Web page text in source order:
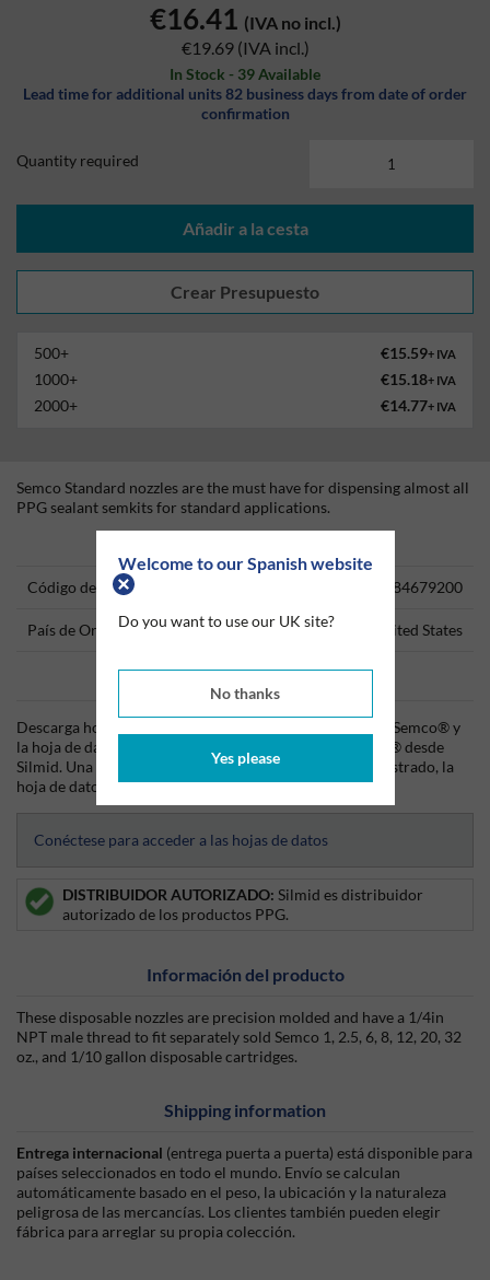
Welcome to our Spanish website
Do you want to use our UK site?
No thanks
Yes please
€16.41 (IVA no incl.)
€19.69 (IVA incl.)
In Stock - 39 Available
Lead time for additional units 82 business days from date of order
confirmation
Quantity required
Añadir a la cesta
500+ €15.59+ IVA
1000+ €15.18+ IVA
2000+ €14.77+ IVA
Semco Standard nozzles are the must have for dispensing almost all
PPG sealant semkits for standard applications.
Código del producto 84679200
País de Origen United States
Descarga hoy mismo la hoja técnica (TDS) del producto Semco® y
la hoja de datos de seguridad (SDS) del producto Semco® desde
Silmid. Una vez que hayas iniciado sesión o te hayas registrado, la
hoja de datos será visible para su descarga.
Conéctese para acceder a las hojas de datos
DISTRIBUIDOR AUTORIZADO: Silmid es distribuidor
autorizado de los productos PPG.
Información del producto
These disposable nozzles are precision molded and have a 1/4in
NPT male thread to fit separately sold Semco 1, 2.5, 6, 8, 12, 20, 32
oz., and 1/10 gallon disposable cartridges.
Shipping information
Entrega internacional (entrega puerta a puerta) está disponible para
países seleccionados en todo el mundo. Envío se calculan
automáticamente basado en el peso, la ubicación y la naturaleza
peligrosa de las mercancías. Los clientes también pueden elegir
fábrica para arreglar su propia colección.